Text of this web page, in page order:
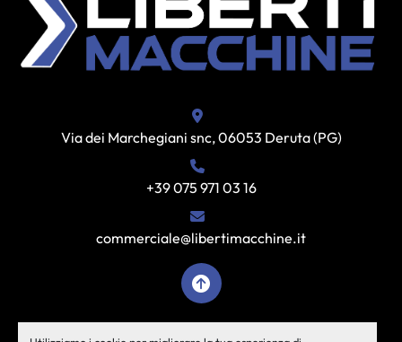
Via dei Marchegiani snc, 06053 Deruta (PG)
+39 075 971 03 16
commerciale@libertimacchine.it
facebook
instagram
youtube